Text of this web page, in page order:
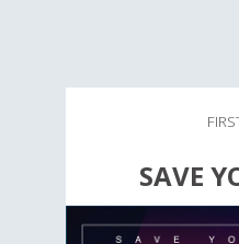
SAVE